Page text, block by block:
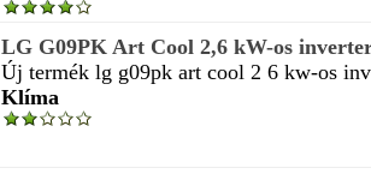
LG G09PK Art Cool 2,6 kW-os
Új termék lg g09pk art cool 2 6 kw-os
Klíma